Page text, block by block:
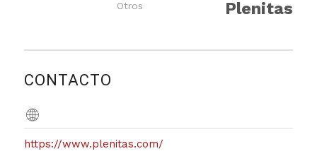
Plenitas
Otros
CONTACTO
https://www.plenitas.com/